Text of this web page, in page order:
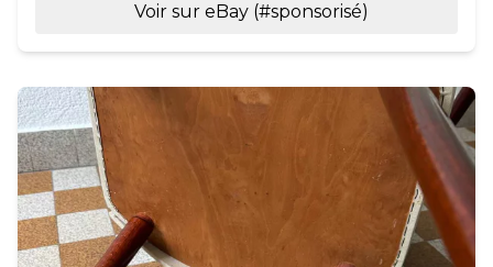
Voir sur eBay (#sponsorisé)